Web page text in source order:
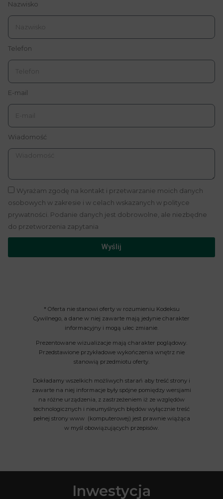
Nazwisko
Telefon
E-mail
Wiadomość
Wyrażam zgodę na kontakt i przetwarzanie moich danych
osobowych w zakresie i w celach wskazanych w polityce
prywatności. Podanie danych jest dobrowolne, ale niezbędne
do przetworzenia zapytania
Wyślij
* Oferta nie stanowi oferty w rozumieniu Kodeksu
Cywilnego, a dane w niej zawarte mają jedynie charakter
informacyjny i mogą ulec zmianie.
Prezentowane wizualizacje mają charakter poglądowy.
Przedstawione przykładowe wykończenia wnętrz nie
stanowią przedmiotu oferty.
Dokładamy wszelkich możliwych starań aby treść strony i
zawarte na niej informacje były spójne pomiędzy wersjami
na różne urządzenia, z zastrzeżeniem iż ze względów
technologicznych i nieumyślnych błędów wyłącznie treść
pełnej strony www (komputerowej) jest prawnie wiążąca
w myśl obowiązujących przepisów.
Inwestycja